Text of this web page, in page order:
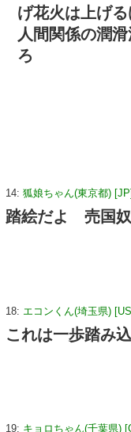
げ花火は上げ
人間関係の潤
ろ
14: 狐娘ちゃん(東京都) [JP]
踏絵だよ 売国
18: エコンくん(埼玉県)
これは一歩踏み
19: キョロちゃん(千葉県)